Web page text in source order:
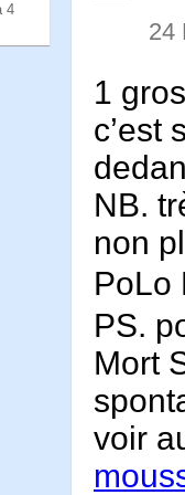
4
24
1
c’est
NB.
non
PoLo
PS.
Mort
voir